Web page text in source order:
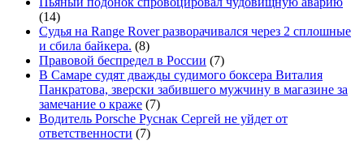
(14)
Судья на Range Rover разворачивался через 2 сплошные
и сбила байкера. (8)
Правовой беспредел в России (7)
В Самаре судят дважды судимого боксера Виталия
Панкратова, зверски забившего мужчину в магазине за
замечание о краже (7)
Водитель Porsche Руснак Сергей не уйдет от
ответственности (7)